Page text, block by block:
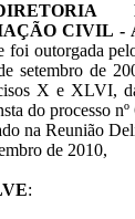
CIVIL -
foi outorgada
setembro de
X e XLVI,
do processo
na Reunião
de 2010,
: